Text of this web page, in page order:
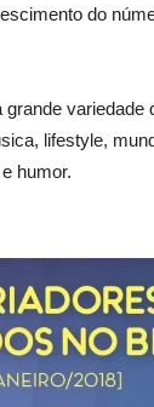
do
variedade
lifestyle,
humor.